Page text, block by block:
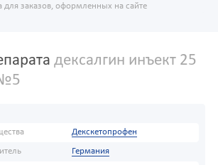
для заказов, оформленных на сайте
дексалгин инъект 25
Декскетопрофен
Германия